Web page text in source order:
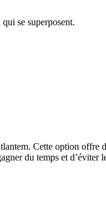
se superposent.
Cette option offre
du temps et d’éviter